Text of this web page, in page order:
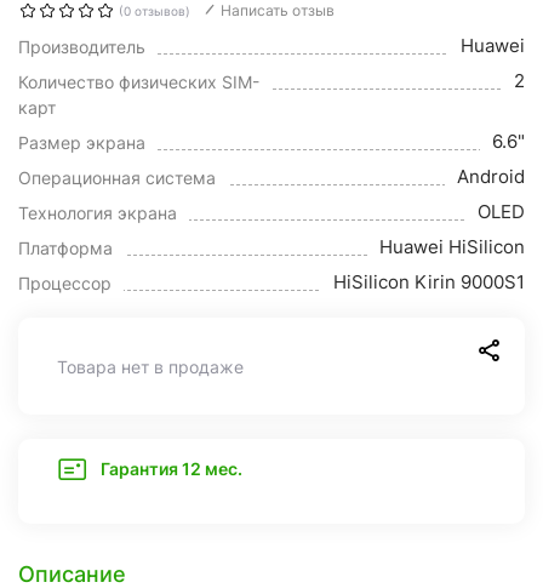
(0 отзывов) Написать отзыв
Производитель Huawei
Количество физических SIM-
карт
2
Размер экрана 6.6"
Операционная система Android
Технология экрана OLED
Платформа Huawei HiSilicon
Процессор HiSilicon Kirin 9000S1
Товара нет в продаже
Гарантия 12 мес.
Описание